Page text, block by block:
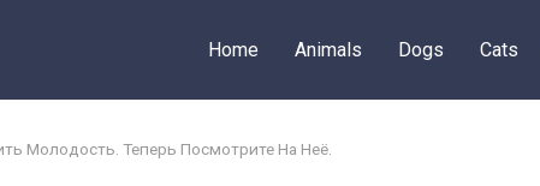
Home Animals Dogs Cats
Молодость. Теперь Посмотрите На Неё.